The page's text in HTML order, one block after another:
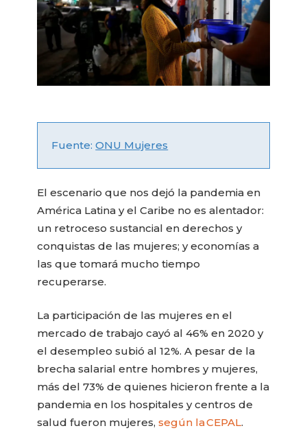
Fuente:ONU Mujeres
El escenario que nos dejó la pandemia en
América Latina y el Caribe no es alentador:
un retroceso sustancial en derechos y
conquistas de las mujeres; y economías a
las que tomará mucho tiempo
recuperarse.
La participación de las mujeres en el
mercado de trabajo cayó al 46% en 2020 y
el desempleo subió al 12%. A pesar de la
brecha salarial entre hombres y mujeres,
más del 73% de quienes hicieron frente a la
pandemia en los hospitales y centros de
salud fueron mujeres,según la CEPAL.